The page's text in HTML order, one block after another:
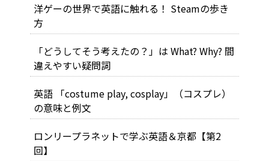
洋ゲーの世界で英語に触れる！ Steamの歩き
方
「どうしてそう考えたの？」は What? Why? 間
違えやすい疑問詞
英語 「costume play, cosplay」（コスプレ）
の意味と例文
ロンリープラネットで学ぶ英語＆京都【第2
回】